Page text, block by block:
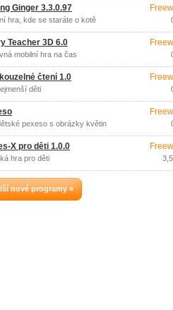
Ginger 3.3.0.97
hra, kde se staráte o kotě
Teacher 3D 6.0
mobilní hra na čas
čtení 1.0
děti
pexeso s obrázky květin
X pro děti 1.0.0
hra pro děti
nové programy »